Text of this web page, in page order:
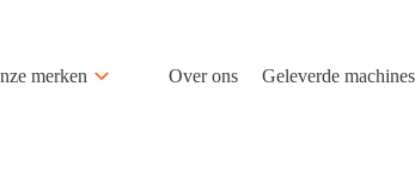
merken Over ons Geleverde machines